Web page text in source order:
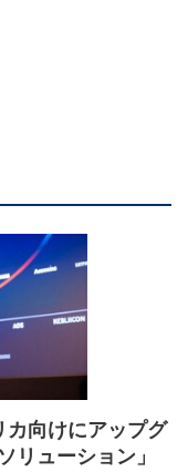
向けにアップグ
リューション」